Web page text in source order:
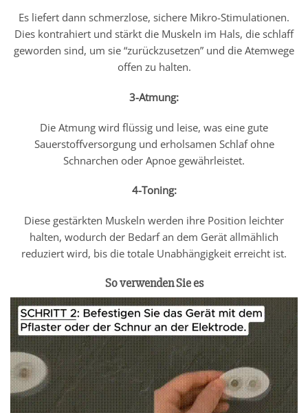
Es liefert dann schmerzlose, sichere Mikro-Stimulationen.
Dies kontrahiert und stärkt die Muskeln im Hals, die schlaff
geworden sind, um sie “zurückzusetzen” und die Atemwege
offen zu halten.
3-Atmung:
Die Atmung wird flüssig und leise, was eine gute
Sauerstoffversorgung und erholsamen Schlaf ohne
Schnarchen oder Apnoe gewährleistet.
4-Toning:
Diese gestärkten Muskeln werden ihre Position leichter
halten, wodurch der Bedarf an dem Gerät allmählich
reduziert wird, bis die totale Unabhängigkeit erreicht ist.
So verwenden Sie es